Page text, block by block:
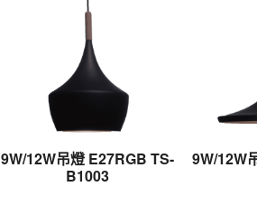
9W/12W吊燈 E27RGB TS-
B1003
9W/12W